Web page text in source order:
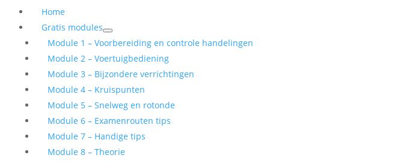
Home
Gratis modules
Module 1 – Voorbereiding en controle handelingen
Module 2 – Voertuigbediening
Module 3 – Bijzondere verrichtingen
Module 4 – Kruispunten
Module 5 – Snelweg en rotonde
Module 6 – Examenrouten tips
Module 7 – Handige tips
Module 8 – Theorie